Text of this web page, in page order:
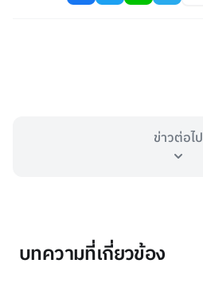
ข่าวต่อไป
บทความที่เกี่ยวข้อง